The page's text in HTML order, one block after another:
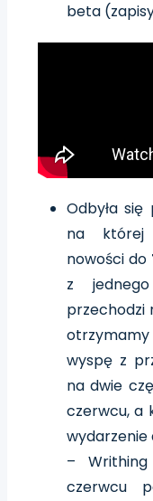
beta
Odbyła
na której
nowości do
z
przechodzi
wyspę z
na dwie
czerwcu, a
wydarzenie
–
czerwcu